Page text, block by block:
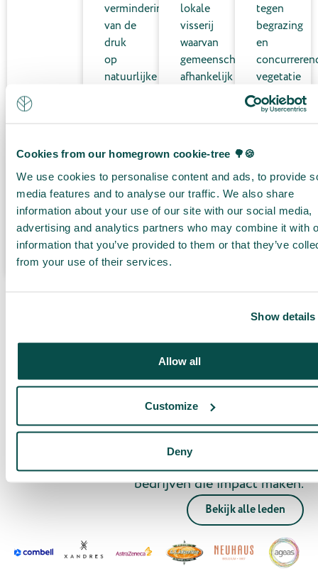
Cookies from our homegrown cookie-tree 🌳🍪
We use cookies to personalise content and ads, to provide
media features and to analyse our traffic. We also share
information about your use of our site with our social media,
advertising and analytics partners who may combine it with
information that you’ve provided to them or that they’ve
from your use of their services.
Show details
Allow all
Customize
Deny
vermindering
van de
druk
op
natuurlijke
en D.R.
Congo
lokale
visserij
waarvan
gemeenschappen
afhankelijk
tegen
begrazing
en
vegetatie
te
beheren.
Italië,
Spanje,
het
Verenigd
Koninkrijk
700+bedrijven die impact maken.
Bekijk alle leden